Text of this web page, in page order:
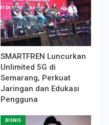
SMARTFREN Luncurkan
Unlimited 5G di
Semarang, Perkuat
Jaringan dan Edukasi
Pengguna
BISNIS